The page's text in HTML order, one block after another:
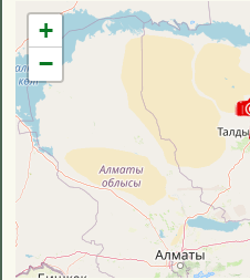
+
−